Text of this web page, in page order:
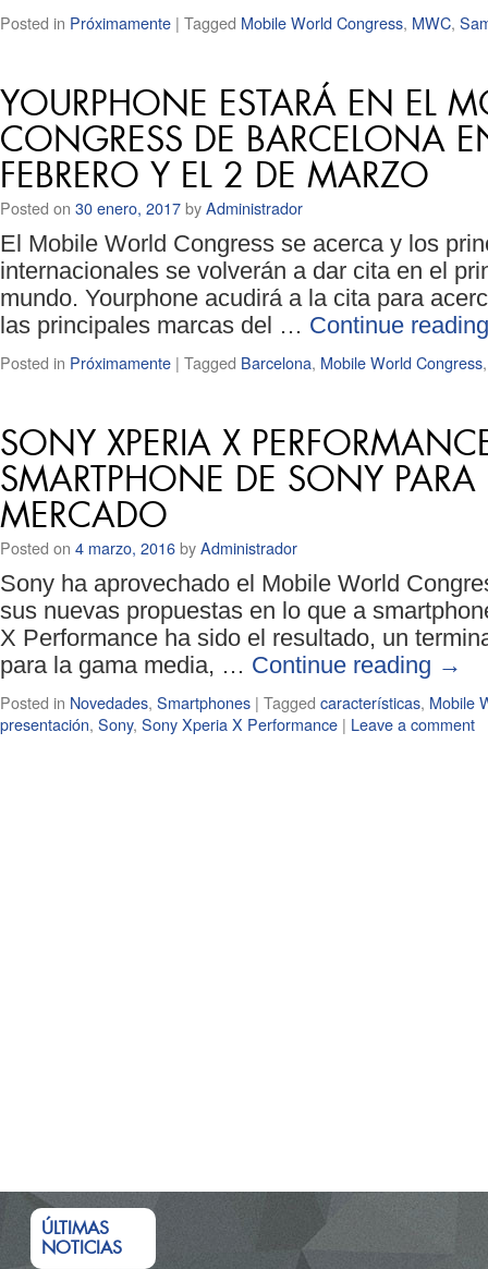
Posted in Próximamente | Tagged Mobile World Congress, MWC,
YOURPHONE ESTARÁ EN EL
CONGRESS DE BARCELONA
FEBRERO Y EL 2 DE MARZO
Posted on 30 enero, 2017byAdministrador
El Mobile World Congress se acerca y los
internacionales se volverán a dar cita en el
mundo. Yourphone acudirá a la cita para
las principales marcas del … Continue
Posted in Próximamente | Tagged Barcelona, Mobile World Congress
SONY XPERIA X
SMARTPHONE DE SONY
MERCADO
Posted on 4 marzo, 2016byAdministrador
Sony ha aprovechado el Mobile World
sus nuevas propuestas en lo que a
X Performance ha sido el resultado, un
para la gama media, … Continue reading →
Posted in Novedades, Smartphones | Tagged características, Mobile
presentación, Sony, Sony Xperia X Performance | Leave a comment
ÚLTIMAS
NOTICIAS